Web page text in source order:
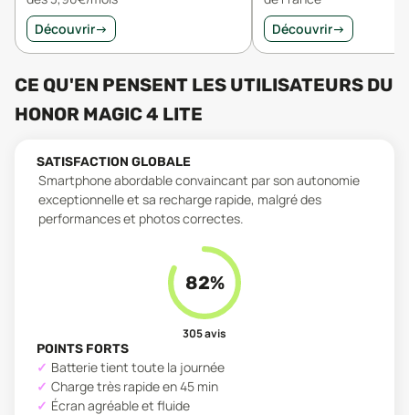
Découvrir→
Découvrir→
CE QU'EN PENSENT LES UTILISATEURS DU
HONOR MAGIC 4 LITE
SATISFACTION GLOBALE
Smartphone abordable convaincant par son autonomie
exceptionnelle et sa recharge rapide, malgré des
performances et photos correctes.
82%
305avis
POINTS FORTS
Batterie tient toute la journée
Charge très rapide en 45 min
Écran agréable et fluide